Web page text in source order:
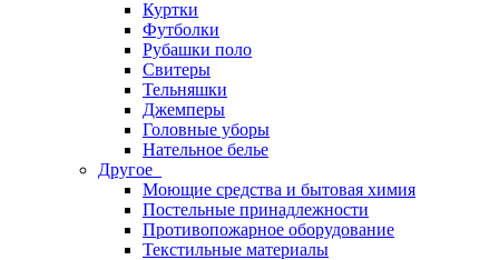
Куртки
Футболки
Рубашки поло
Свитеры
Тельняшки
Джемперы
Головные уборы
Нательное белье
Другое
Моющие средства и бытовая химия
Постельные принадлежности
Противопожарное оборудование
Текстильные материалы